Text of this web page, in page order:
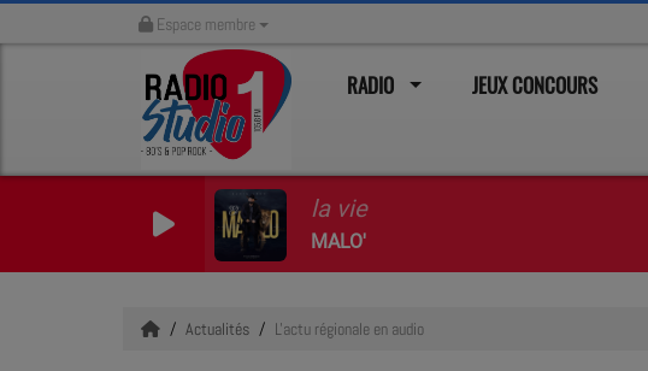
Espace membre
RADIO JEUX CONCOURS
la vie
MALO'
Actualités L'actu régionale en audio